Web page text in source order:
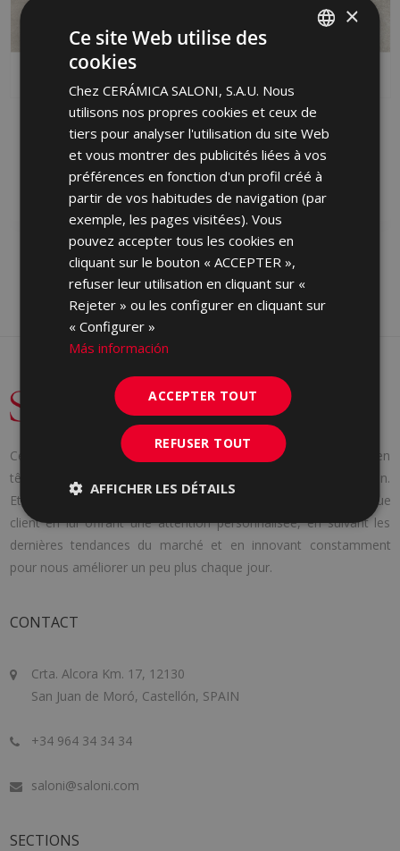
ARDESIA AVORIO
ANTID C2 120 X 60
KTZ670 | 60x120
Ajouter aux favoris
ARDESIA AVORIO 30 X
60
ERN670 | 30x60
Ajouter aux favoris
Cerámica Saloni a été fondée en 1971 avec une idée claire en
tête : fournir aux consommateurs les produits dont ils ont besoin.
Et pour y parvenir, nous nous adaptons aux besoins de chaque
client en lui offrant une attention personnalisée, en suivant les
dernières tendances du marché et en innovant constamment
pour nous améliorer un peu plus chaque jour.
CONTACT
Crta. Alcora Km. 17, 12130
San Juan de Moró, Castellón, SPAIN
+34 964 34 34 34
saloni@saloni.com
SECTIONS
ENGLISH
GERMAN
PORTUGUESE
×
Ce site Web utilise des
cookies
Chez CERÁMICA SALONI, S.A.U. Nous
utilisons nos propres cookies et ceux de
tiers pour analyser l'utilisation du site Web
et vous montrer des publicités liées à vos
préférences en fonction d'un profil créé à
partir de vos habitudes de navigation (par
exemple, les pages visitées). Vous
pouvez accepter tous les cookies en
cliquant sur le bouton « ACCEPTER »,
refuser leur utilisation en cliquant sur «
Rejeter » ou les configurer en cliquant sur
« Configurer »
Más información
ACCEPTER TOUT
REFUSER TOUT
AFFICHER LES DÉTAILS